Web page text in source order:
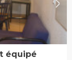
équipé